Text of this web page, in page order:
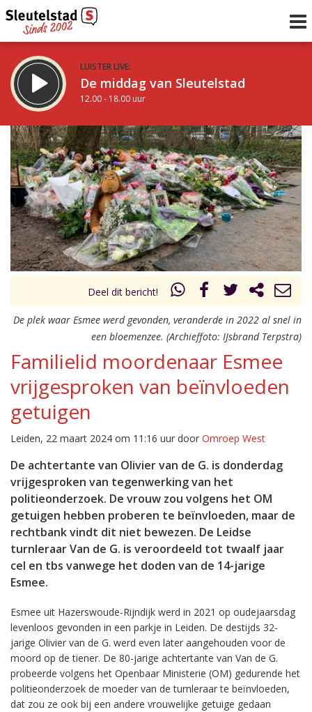
LUISTER LIVE:
De middag van Sleutelstad
12.00 - 18.00 uur
STRAKS:
De avond van Sleutelstad
18.00 - 21.00 uur
Vorig uur
uur 1 van 0 Volgend uur
Inklappen
Deel dit bericht!
De plek waar Esmee werd gevonden, veranderde in 2022 al snel in
een bloemenzee. (Archieffoto: IJsbrand Terpstra)
Familielid moordenaar Esmee
vrijgesproken van beïnvloeden
getuigen
Leiden, 22 maart 2024 om 11:16 uur door Omroep West
De achtertante van Olivier van de G. is donderdag
vrijgesproken van tegenwerking van het
politieonderzoek. De vrouw zou volgens het OM
getuigen hebben proberen te beïnvloeden, maar de
rechtbank vindt dit niet bewezen. De Leidse
turnleraar Van de G. is veroordeeld tot twaalf jaar
cel en tbs vanwege het doden van de 14-jarige
Esmee.
Esmee uit Hazerswoude-Rijndijk werd in 2021 op oudejaarsdag
levenloos gevonden in een parkje in Leiden. De destijds 32-
jarige Olivier van de G. werd even later aangehouden voor de
moord op de tiener. De 80-jarige achtertante van Van de G.
probeerde volgens het Openbaar Ministerie (OM) gedurende het
politieonderzoek de moeder van de turnleraar te beïnvloeden,
dat zou ze ook bij een andere vrouwelijke getuige gedaan